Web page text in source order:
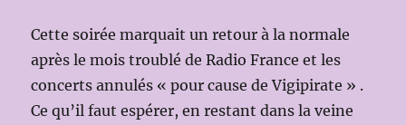
Cette soirée marquait un retour à la normale
après le mois troublé de Radio France et les
concerts annulés « pour cause de Vigipirate » .
Ce qu’il faut espérer, en restant dans la veine